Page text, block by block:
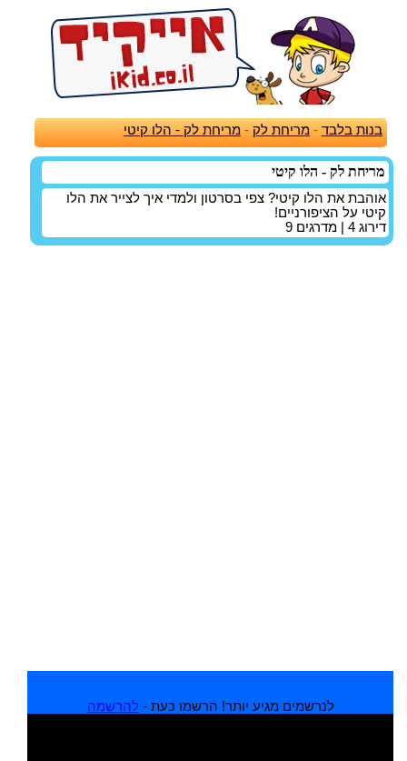
בנות בלבד -מריחת לק -מריחת לק - הלו קיטי
מריחת לק - הלו קיטי
אוהבת את הלו קיטי? צפי בסרטון ולמדי איך לצייר את הלו
קיטי על הציפורניים!
דירוג 4 | מדרגים 9
לנרשמים מגיע יותר! הרשמו כעת - להרשמה